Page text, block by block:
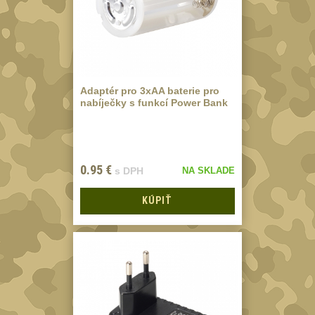
MONTÁŽE PRO
OPTIKU
Adaptéry a risery
Boční montáže
Montáže pro
optiku179
1" Picatinny 45
1" Dovetail
30mm Picatinny47
30mm Dovetail
34mm
Montáže pre
Adaptér pro 3xAA baterie pro
nabíječky s funkcí Power Bank
0.95 € s DPH NA SKLADE
KÚPIŤ